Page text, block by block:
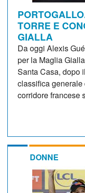
TORRE E
GIALLA
Da oggi Alexis
per la Maglia
Santa Casa, dopo
classifica generale
corridore francese
DONNE